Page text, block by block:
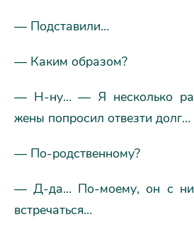
— Подставили…
— Каким образом?
— Н-ну… — Я несколько
жены попросил отвезти долг…
— По-родственному?
— Д-да… По-моему, он с
встречаться…